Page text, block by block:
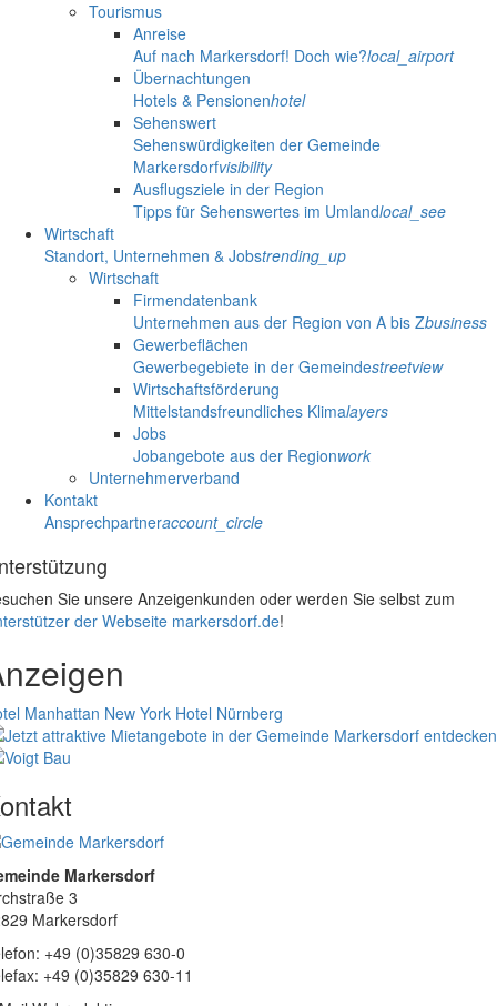
Tourismus
Anreise
Auf nach Markersdorf! Doch wie?local_airport
Übernachtungen
Hotels & Pensionenhotel
Sehenswert
Sehenswürdigkeiten der Gemeinde
Markersdorfvisibility
Ausflugsziele in der Region
Tipps für Sehenswertes im Umlandlocal_see
Wirtschaft
Standort, Unternehmen & Jobstrending_up
Wirtschaft
Firmendatenbank
Unternehmen aus der Region von A bis Zbusiness
Gewerbeflächen
Gewerbegebiete in der Gemeindestreetview
Wirtschaftsförderung
Mittelstandsfreundliches Klimalayers
Jobs
Jobangebote aus der Regionwork
Unternehmerverband
Kontakt
Ansprechpartneraccount_circle
Sie unsere Anzeigenkunden oder werden Sie selbst zum
der Webseite markersdorf.de!
Manhattan New York Hotel Nürnberg
Markersdorf
3
Markersdorf
+49 (0)35829 630-0
+49 (0)35829 630-11